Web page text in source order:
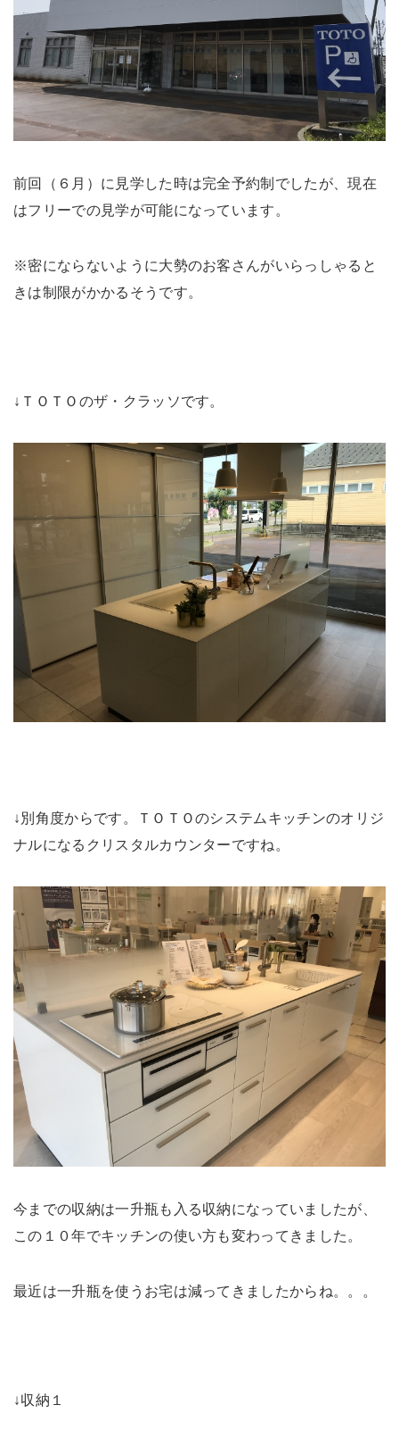
前回（６月）に見学した時は完全予約制でしたが、現在
はフリーでの見学が可能になっています。
※密にならないように大勢のお客さんがいらっしゃると
きは制限がかかるそうです。
↓ＴＯＴＯのザ・クラッソです。
↓別角度からです。ＴＯＴＯのシステムキッチンのオリジ
ナルになるクリスタルカウンターですね。
今までの収納は一升瓶も入る収納になっていましたが、
この１０年でキッチンの使い方も変わってきました。
最近は一升瓶を使うお宅は減ってきましたからね。。。
↓収納１